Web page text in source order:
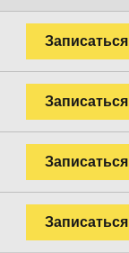
Записаться
Записаться
Записаться
Записаться